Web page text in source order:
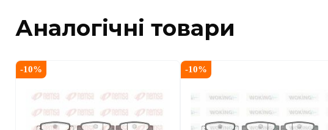
Аналогічні товари
-10% -10%